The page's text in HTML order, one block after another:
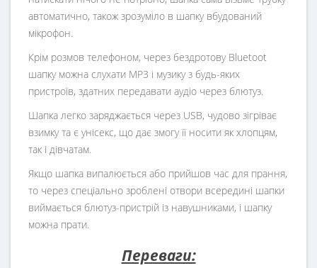
автоматично, також зрозуміло в шапку вбудований
мікрофон.
Крім розмов телефоном, через бездротову Bluetoot
шапку можна слухати MP3 і музику з будь-яких
пристроїв, здатних передавати аудіо через блютуз.
Шапка легко заряджається через USB, чудово зігріває
взимку та є унісекс, що дає змогу її носити як хлопцям,
так і дівчатам.
Якщо шапка випалюється або прийшов час для прання,
то через спеціально зроблені отвори всередині шапки
виймається блютуз-пристрій із навушниками, і шапку
можна прати.
Переваги: